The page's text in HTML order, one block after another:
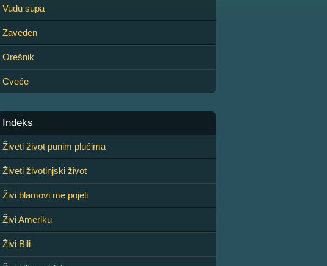
Vudu supa
Zaveden
Orešnik
Cveće
Indeks
Živeti život punim plućima
Živeti životinjski život
Živi blamovi me pojeli
Živi Ameriku
Živi Bili